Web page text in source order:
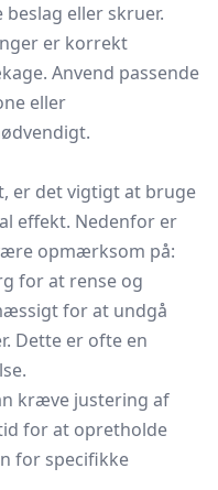
eller skruer.
er korrekt
Anvend passende
eller
er det vigtigt at bruge
effekt. Nedenfor er
opmærksom på:
for at rense og
for at undgå
Dette er ofte en
kræve justering af
for at opretholde
for specifikke